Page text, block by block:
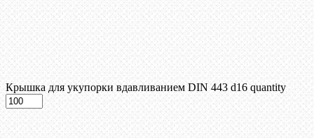
Крышка для укупорки вдавливанием DIN 443 d16 quantity